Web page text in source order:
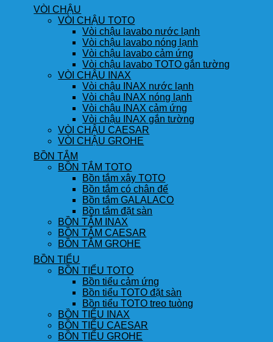
VÒI CHẬU
VÒI CHẬU TOTO
Vòi chậu lavabo nước lạnh
Vòi chậu lavabo nóng lạnh
Vòi chậu lavabo cảm ứng
Vòi chậu lavabo TOTO gắn tường
VÒI CHẬU INAX
Vòi chậu INAX nước lạnh
Vòi chậu INAX nóng lạnh
Vòi chậu INAX cảm ứng
Vòi chậu INAX gắn tường
VÒI CHẬU CAESAR
VÒI CHẬU GROHE
BỒN TẮM
BỒN TẮM TOTO
Bồn tắm xây TOTO
Bồn tắm có chân đế
Bồn tắm GALALACO
Bồn tắm đặt sàn
BỒN TẮM INAX
BỒN TẮM CAESAR
BỒN TẮM GROHE
BỒN TIỂU
BỒN TIỂU TOTO
Bồn tiểu cảm ứng
Bồn tiểu TOTO đặt sàn
Bồn tiểu TOTO treo tuòng
BỒN TIỂU INAX
BỒN TIỂU CAESAR
BỒN TIỂU GROHE